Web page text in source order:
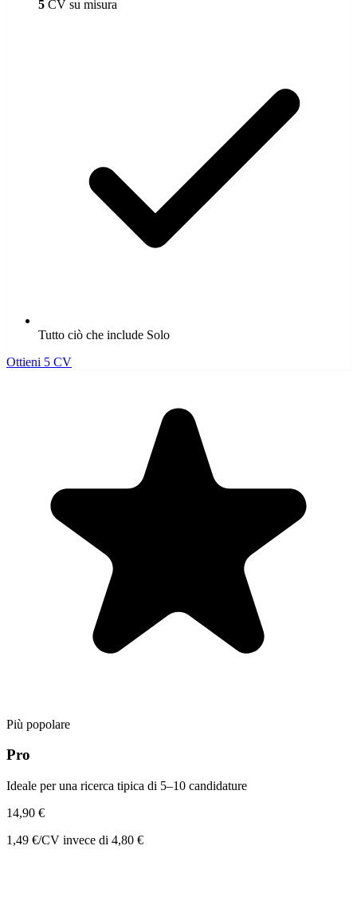
5 CV su misura
Tutto ciò che include Solo
Ottieni 5 CV
Più popolare
Pro
Ideale per una ricerca tipica di 5–10 candidature
14,90 €
1,49 €/CV invece di 4,80 €